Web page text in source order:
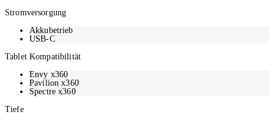
Stromversorgung
Akkubetrieb
USB-C
Tablet Kompatibilität
Envy x360
Pavilion x360
Spectre x360
Tiefe